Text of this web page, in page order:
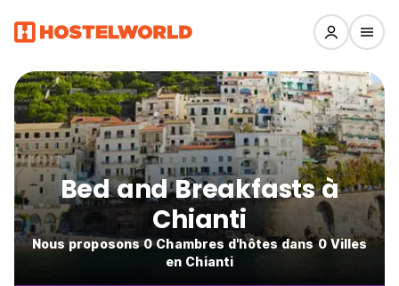
Bed and Breakfasts à
Chianti
Nous proposons 0 Chambres d'hôtes dans 0 Villes
en Chianti